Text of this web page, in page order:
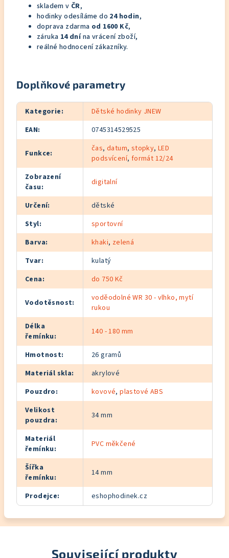
skladem v ČR,
hodinky odesíláme do 24 hodin,
doprava zdarma od 1600 Kč,
záruka 14 dnína vrácení zboží,
reálné hodnocení zákazníky.
Doplňkové parametry
Kategorie:
Dětské hodinky JNEW
EAN: 0745314529525
Funkce: čas,datum, stopky,LED
podsvícení, formát 12/24
Zobrazení
času: digitalní
Určení:
dětské
Styl:
sportovní
Barva: khaki, zelená
Tvar:
kulatý
Cena: do 750 Kč
Vodotěsnost:
voděodolné WR 30 - vlhko, mytí
rukou
Délka
řemínku: 140 - 180 mm
Hmotnost:
26 gramů
Materiál skla:
akrylové
Pouzdro: kovové,plastové ABS
Velikost
pouzdra: 34 mm
Materiál
řemínku: PVC měkčené
Šířka
řemínku: 14 mm
Prodejce: eshophodinek.cz
Související produkty